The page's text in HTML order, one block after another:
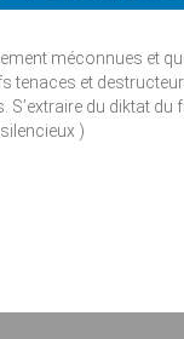
méconnues et
tenaces et
du diktat
)